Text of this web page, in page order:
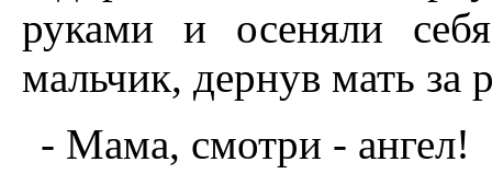
руками и осеняли
мальчик, дернув мать за
- Мама, смотри - ангел!